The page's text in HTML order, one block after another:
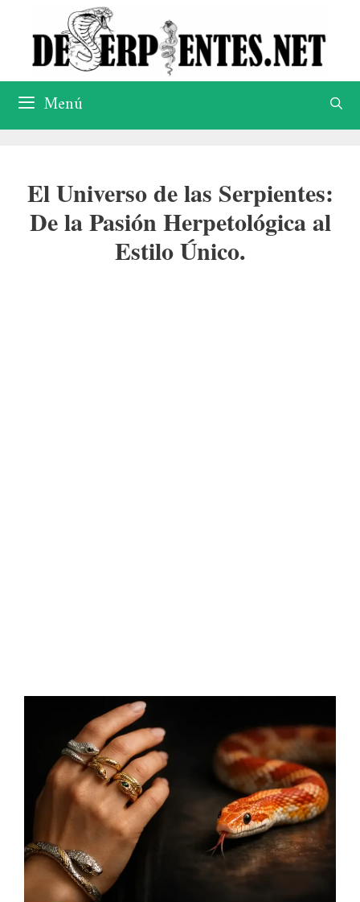
contenido
Menú
El Universo de las Serpientes:
De la Pasión Herpetológica al
Estilo Único.